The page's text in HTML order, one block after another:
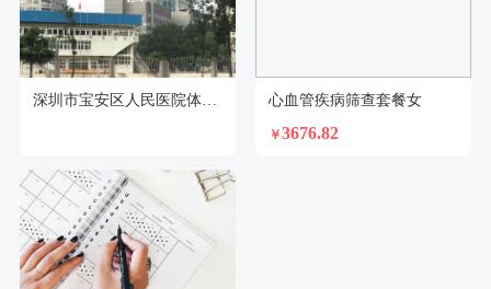
深圳市宝安区人民医院体检中心 心血管疾病筛查套餐女
￥3676.82